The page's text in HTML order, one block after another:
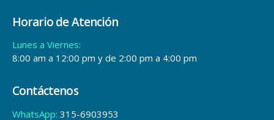
Horario de Atención
Lunes a Viernes:
8:00 am a 12:00 pm y de 2:00 pm a 4:00 pm
Contáctenos
WhatsApp: 315-6903953